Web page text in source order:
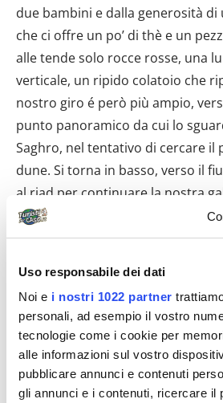
Uso responsabile dei dati
Noi e i nostri 1022 partner
personali, ad esempio il vostro
tecnologie come i cookie per
alle informazioni sul vostro
pubblicare annunci e contenuti
gli annunci e i contenuti, ricercare il
due bambini e dalla generosità di
che ci offre un po’ di thè e un
alle tende solo rocce rosse, una
verticale, un ripido colatoio che
nostro giro é però più ampio,
punto panoramico da cui lo
Saghro, nel tentativo di cercare il
dune. Si torna in basso, verso il
al riad per continuare la nostra
destinazione Errachidia e
viaggio nel viaggio. Siamo qui a
musone della sua 4×4 verso
visti i tanti posti di blocco, alle
ripartire di nuovo verso il deserto
comitiva. Avvertiamo uno strano
Tanto rumore, tante persone che
clacson, motorini, mercanti,